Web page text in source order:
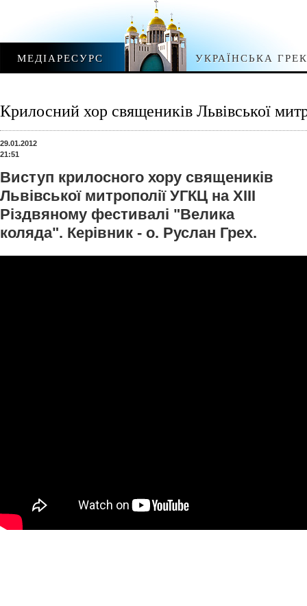
МЕДІАРЕСУРС УКРАЇНСЬКА
Крилосний хор священиків Львівської
29.01.2012
21:51
Виступ крилосного хору священиків
Львівської митрополії УГКЦ на XIII
Різдвяному фестивалі "Велика
коляда". Керівник - о. Руслан Грех.